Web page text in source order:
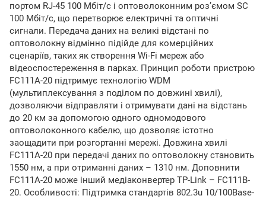
портом RJ-45 100 Мбіт/с і оптоволоконним роз’ємом SC
100 Мбіт/с, що перетворює електричні та оптичні
сигнали. Передача даних на великі відстані по
оптоволокну відмінно підійде для комерційних
сценаріїв, таких як створення Wi-Fi мереж або
відеоспостереження в парках. Принцип роботи пристрою
FC111A-20 підтримує технологію WDM
(мультиплексування з поділом по довжині хвилі),
дозволяючи відправляти і отримувати дані на відстань
до 20 км за допомогою одного одномодового
оптоволоконного кабелю, що дозволяє істотно
заощадити при розгортанні мережі. Довжина хвилі
FC111A-20 при передачі даних по оптоволокну становить
1550 нм, а при отриманні даних – 1310 нм. Доповнити
FC111A-20 може інший медіаконвертер TP-Link – FC111B-
20. Особливості: Підтримка стандартів 802.3u 10/100Base-